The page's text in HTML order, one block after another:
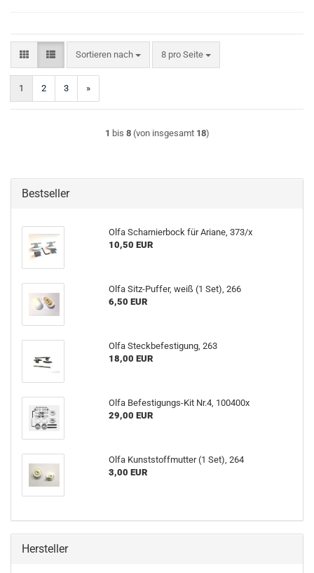
Sortieren nach
Sortieren nach 8 pro Seite
pro Seite
1 2 3 »
1 bis 8(von insgesamt 18)
Bestseller
Olfa Scharnierbock für Ariane, 373/x
10,50 EUR
Olfa Sitz-Puffer, weiß (1 Set), 266
6,50 EUR
Olfa Steckbefestigung, 263
18,00 EUR
Olfa Befestigungs-Kit Nr.4, 100400x
29,00 EUR
Olfa Kunststoffmutter (1 Set), 264
3,00 EUR
Hersteller